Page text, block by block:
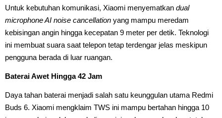
Untuk kebutuhan komunikasi, Xiaomi menyematkan dual
microphone AI noise cancellation yang mampu meredam
kebisingan angin hingga kecepatan 9 meter per detik. Teknologi
ini membuat suara saat telepon tetap terdengar jelas meskipun
pengguna berada di luar ruangan.
Baterai Awet Hingga 42 Jam
Daya tahan baterai menjadi salah satu keunggulan utama Redmi
Buds 6. Xiaomi mengklaim TWS ini mampu bertahan hingga 10